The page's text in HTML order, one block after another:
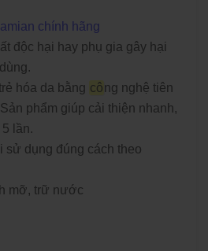
chính hãng
độc hại hay phụ gia gây hại
hóa da bằng công nghệ tiên
phẩm giúp cải thiện nhanh,
lần.
sử dụng đúng cách theo
mỡ, trữ nước